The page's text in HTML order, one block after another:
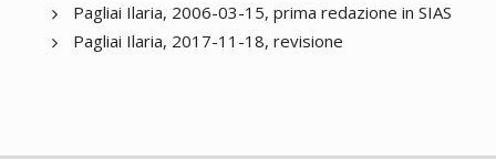
Pagliai Ilaria, 2006-03-15, prima redazione in SIAS
Pagliai Ilaria, 2017-11-18, revisione